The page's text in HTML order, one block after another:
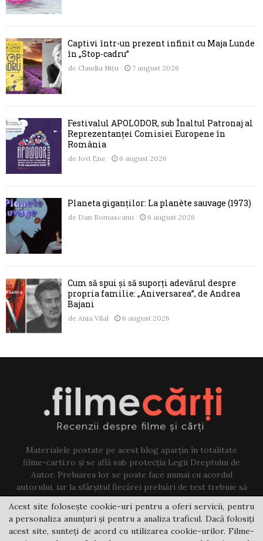
Captivi într-un prezent infinit cu Maja Lunde
în „Stop-cadru”
de Claudia Nițu 7 august 2026
Festivalul APOLODOR, sub Înaltul Patronaj al
Reprezentanței Comisiei Europene în
România
de Jovi Ene 6 august 2026
Planeta giganților: La planète sauvage (1973)
de Dan Romascanu 6 august 2026
Cum să spui și să suporți adevărul despre
propria familie: „Aniversarea”, de Andrea
Bajani
de Ania Vilal 6 august 2026
Materialele postate pe acest blog aparțin în totalitate
filme-carti.ro și se află sub protecția Legii Dreptului de
Autor. Preluarea lor se poate face numai cu acordul
autorului, iar la sfârșitul fiecărei preluări de text trebuie să
existe un link către acest blog.
Contact us:jovi@filme-carti.ro
Acest site folosește cookie-uri pentru a oferi servicii, pentru
a personaliza anunțuri și pentru a analiza traficul. Dacă folosiți
acest site, sunteți de acord cu utilizarea cookie-urilor. Filme-